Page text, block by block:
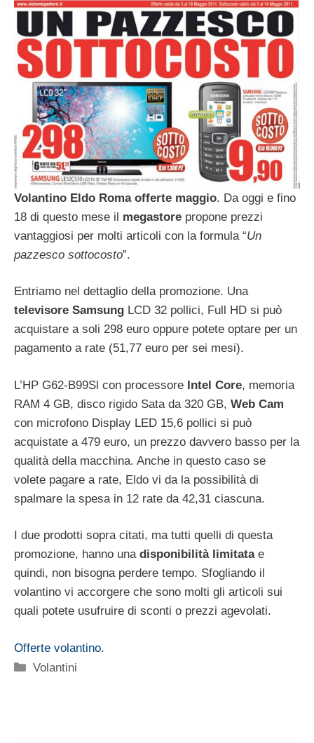
Volantino Eldo Roma offerte maggio. Da oggi e fino
18 di questo mese il megastore propone prezzi
vantaggiosi per molti articoli con la formula “Un
pazzesco sottocosto”.
Entriamo nel dettaglio della promozione. Una
televisore Samsung LCD 32 pollici, Full HD si può
acquistare a soli 298 euro oppure potete optare per un
pagamento a rate (51,77 euro per sei mesi).
L’HP G62-B99Sl con processore Intel Core, memoria
RAM 4 GB, disco rigido Sata da 320 GB, Web Cam
con microfono Display LED 15,6 pollici si può
acquistate a 479 euro, un prezzo davvero basso per la
qualità della macchina. Anche in questo caso se
volete pagare a rate, Eldo vi da la possibilità di
spalmare la spesa in 12 rate da 42,31 ciascuna.
I due prodotti sopra citati, ma tutti quelli di questa
promozione, hanno una disponibilità limitatae
quindi, non bisogna perdere tempo. Sfogliando il
volantino vi accorgere che sono molti gli articoli sui
quali potete usufruire di sconti o prezzi agevolati.
Offerte volantino.
Categorie
Volantini